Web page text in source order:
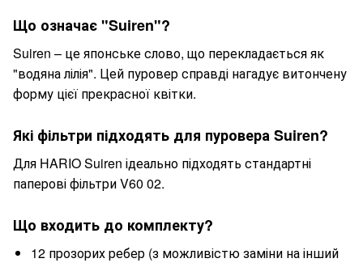
Що означає "Suiren"?
Suiren – це японське слово, що перекладається як
"водяна лілія". Цей пуровер справді нагадує витончену
форму цієї прекрасної квітки.
Які фільтри підходять для пуровера Suiren?
Для HARIO Suiren ідеально підходять стандартні
паперові фільтри V60 02.
Що входить до комплекту?
12 прозорих ребер (з можливістю заміни на інший